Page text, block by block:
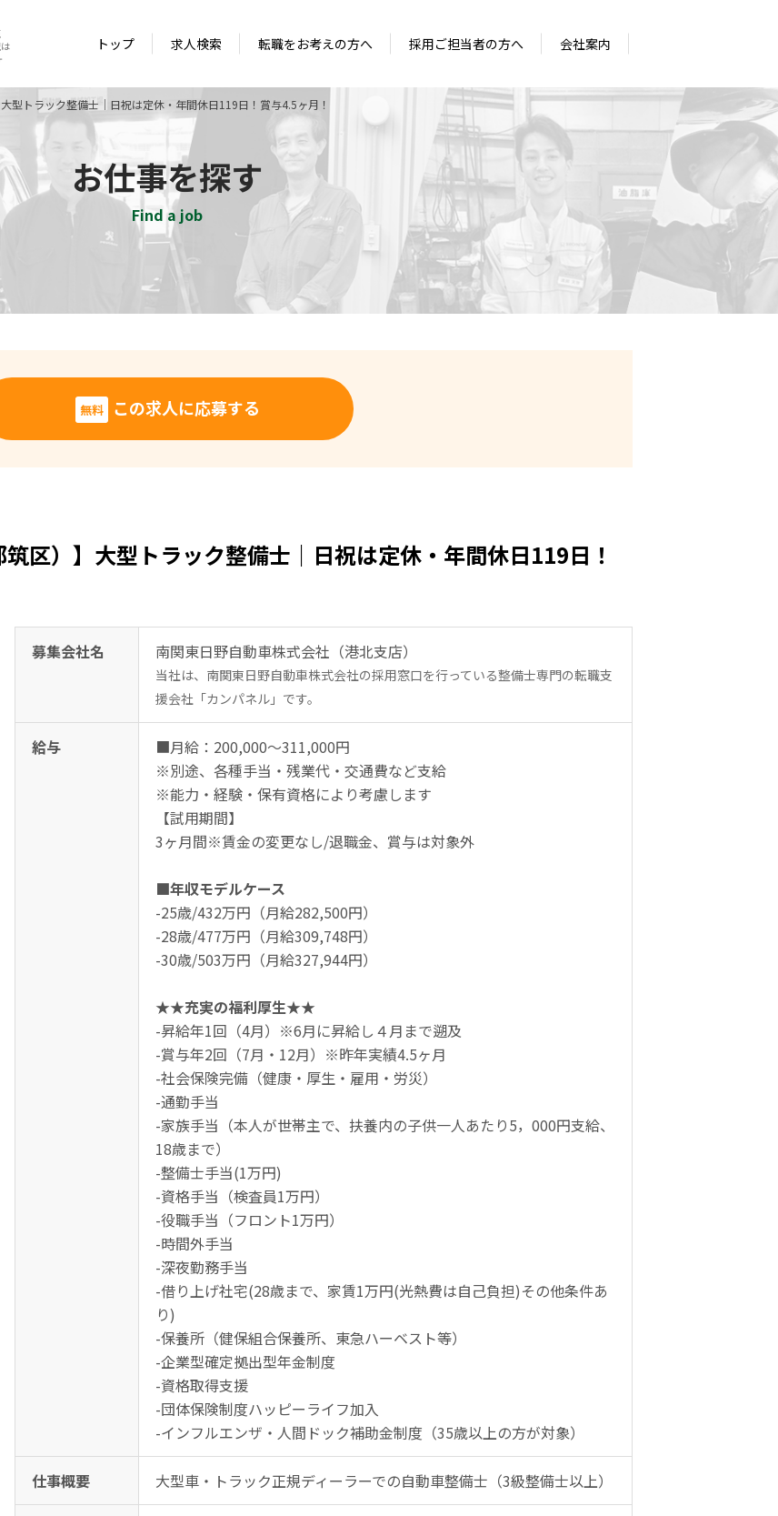
トップ 求人検索 転職をお考えの方へ 採用ご担当者の方へ 会社案内
型トラック整備士｜日祝は定休・年間休日119日！賞与4.5ヶ月！
お仕事を探す
Find a job
無料 この求人に応募する
筑区）】大型トラック整備士｜日祝は定休・年間休日119日！
募集会社名 南関東日野自動車株式会社（港北支店）
当社は、南関東日野自動車株式会社の採用窓口を行っている整備士専門の転職支
援会社「カンパネル」です。
給与
■月給：200,000〜311,000円
※別途、各種手当・残業代・交通費など支給
※能力・経験・保有資格により考慮します
【試用期間】
3ヶ月間※賃金の変更なし/退職金、賞与は対象外
■年収モデルケース
-25歳/432万円（月給282,500円）
-28歳/477万円（月給309,748円）
-30歳/503万円（月給327,944円）
★★充実の福利厚生★★
-昇給年1回（4月）※6月に昇給し４月まで遡及
-賞与年2回（7月・12月）※昨年実績4.5ヶ月
-社会保険完備（健康・厚生・雇用・労災）
-通勤手当
-家族手当（本人が世帯主で、扶養内の子供一人あたり5，000円支給、
18歳まで）
-整備士手当(1万円)
-資格手当（検査員1万円）
-役職手当（フロント1万円）
-時間外手当
-深夜勤務手当
-借り上げ社宅(28歳まで、家賃1万円(光熱費は自己負担)その他条件あ
り)
-保養所（健保組合保養所、東急ハーベスト等）
-企業型確定拠出型年金制度
-資格取得支援
-団体保険制度ハッピーライフ加入
-インフルエンザ・人間ドック補助金制度（35歳以上の方が対象）
仕事概要 大型車・トラック正規ディーラーでの自動車整備士（3級整備士以上）